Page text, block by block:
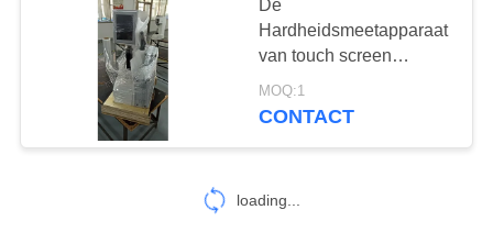
Wervelstroom het
38
De
Hardheidsmeetapparaat
van touch screen
Draagbaar Brinell
MOQ:1
CONTACT
loading...